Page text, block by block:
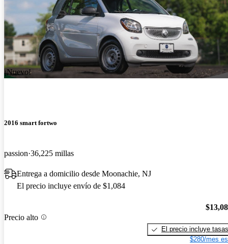
¡Nuevo!
2016 smart fortwo
passion 36,225 millas
Entrega a domicilio desde Moonachie, NJ
El precio incluye envío de $1,084
Precio alto
El precio incluye tasas
$280/mes